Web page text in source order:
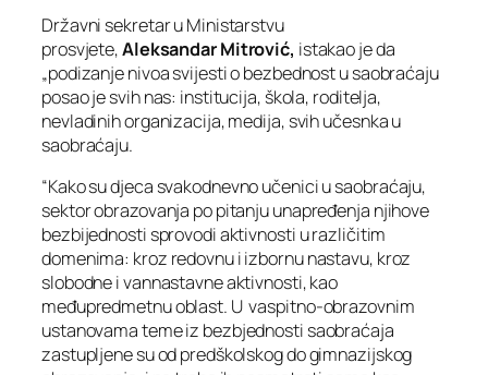
Državni sekretar u Ministarstvu
prosvjete,Aleksandar Mitrović, istakao je da
„podizanje nivoa svijesti o bezbednost u saobraćaju
posao je svih nas: institucija, škola, roditelja,
nevladinih organizacija, medija, svih učesnka u
saobraćaju.
“Kako su djeca svakodnevno učenici u saobraćaju,
sektor obrazovanja po pitanju unapređenja njihove
bezbijednosti sprovodi aktivnosti u različitim
domenima: kroz redovnu i izbornu nastavu, kroz
slobodne i vannastavne aktivnosti, kao
međupredmetnu oblast. U vaspitno-obrazovnim
ustanovama teme iz bezbjednosti saobraćaja
zastupljene su od predškolskog do gimnazijskog